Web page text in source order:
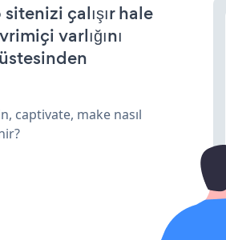
çalışır hale
varlığını
captivate, make nasıl